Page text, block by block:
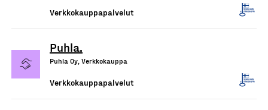
Verkkokauppapalvelut
Puhla.
Puhla Oy, Verkkokauppa
Verkkokauppapalvelut